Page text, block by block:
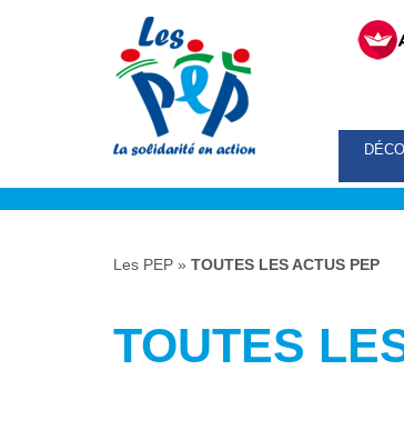
Les PEP » TOUTES LES ACTUS PEP
TOUTES